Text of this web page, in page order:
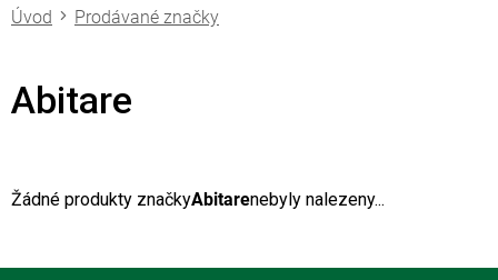
Prodávané značky
Abitare
Žádné produkty značkyAbitarenebyly nalezeny...